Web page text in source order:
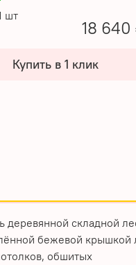
шт
18 640
Купить в 1 клик
деревянной складной
бежевой крышкой
обшитых